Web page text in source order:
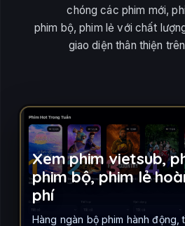
chóng các phim mới,
phim bộ, phim lẻ với chất
giao diện thân thiện
Xem phim vietsub,
phim bộ, phim lẻ
phí
Hàng ngàn bộ phim hành động,